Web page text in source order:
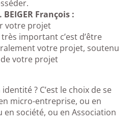
François :
votre projet
important c’est d’être
votre projet, soutenu
votre projet
? C’est le choix de se
micro-entreprise, ou en
société, ou en Association